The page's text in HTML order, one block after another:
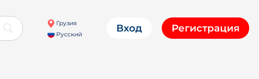
Грузия
Русский
Вход Регистрация